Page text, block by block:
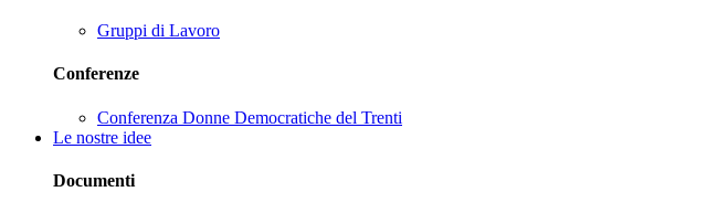
Gruppi di Lavoro
Conferenze
Conferenza Donne Democratiche del Trenti
Le nostre idee
Documenti